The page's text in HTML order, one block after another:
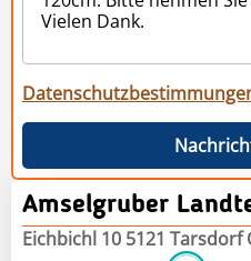
Amselgruber
Eichbichl 10 5121